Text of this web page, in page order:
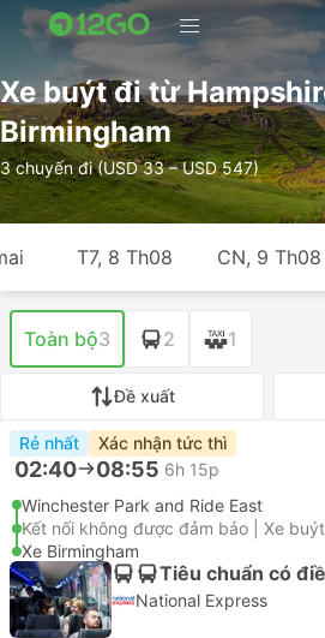
Xe buýt đi từ
Birmingham
3 chuyến đi (USD 33 – USD 547)
T7, 8 Th08 CN, 9 Th08
Toàn bộ3 2 1
Đề xuất
Rẻ nhất Xác nhận tức thì
02:40 08:55 6h 15p
Winchester Park and Ride East
Kết nối không được đảm bảo | Xe
Xe Birmingham
Tiêu chuẩn có
National Express